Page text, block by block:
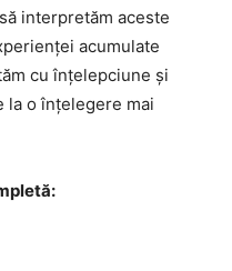
interpretăm aceste
acumulate
cu înțelepciune și
la o înțelegere mai